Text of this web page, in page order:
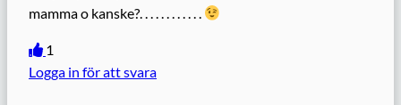
mamma o kanske?. . . . . . . . . . . .
1
Logga in för att svara